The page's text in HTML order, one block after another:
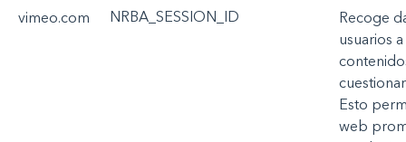
vimeo.com NRBA_SESSION_ID Recoge
usuarios a
Esto
web